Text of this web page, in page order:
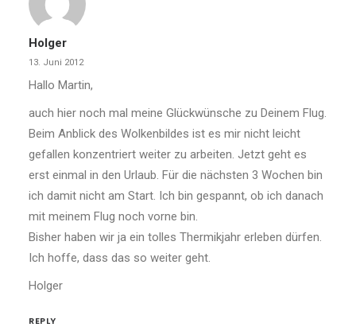
Holger
13. Juni 2012
Hallo Martin,
auch hier noch mal meine Glückwünsche zu Deinem Flug.
Beim Anblick des Wolkenbildes ist es mir nicht leicht
gefallen konzentriert weiter zu arbeiten. Jetzt geht es
erst einmal in den Urlaub. Für die nächsten 3 Wochen bin
ich damit nicht am Start. Ich bin gespannt, ob ich danach
mit meinem Flug noch vorne bin.
Bisher haben wir ja ein tolles Thermikjahr erleben dürfen.
Ich hoffe, dass das so weiter geht.
Holger
REPLY